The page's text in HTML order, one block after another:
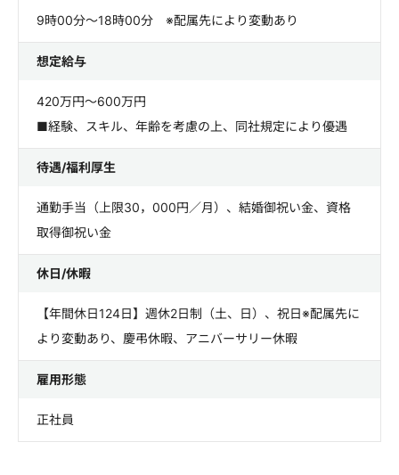
9時00分～18時00分 ※配属先により変動あり
想定給与
420万円～600万円
■経験、スキル、年齢を考慮の上、同社規定により優遇
待遇/福利厚生
通勤手当（上限30，000円／月）、結婚御祝い金、資格
取得御祝い金
休日/休暇
【年間休日124日】週休2日制（土、日）、祝日※配属先に
より変動あり、慶弔休暇、アニバーサリー休暇
雇用形態
正社員